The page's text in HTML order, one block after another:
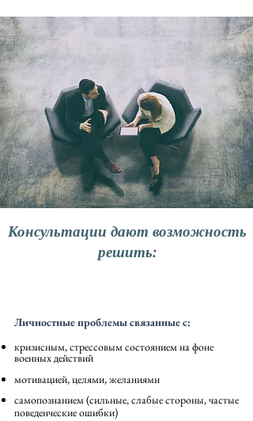
Консультации дают возможность
решить:
Личностные проблемы связанные с:
кризисным, стрессовым состоянием на фоне
военных действий
мотивацией​, целями, желаниями
самопознание​м (сильные, слабые стороны, частые
поведенческие ошибки)